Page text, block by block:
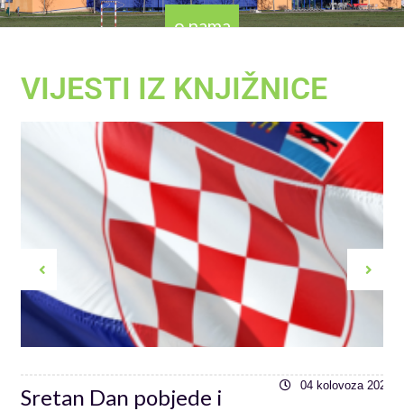
o nama
VIJESTI IZ KNJIŽNICE
04 kolovoza 2026
Sretan Dan pobjede i